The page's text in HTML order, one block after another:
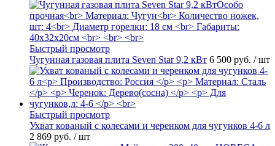
Быстрый просмотр
Чугунная газовая плита Seven Star 9,2 кВт 6 500 руб. / шт
Быстрый просмотр
Ухват кованый с колесами и черенком для чугунков 4-6 л
2 869 руб. / шт